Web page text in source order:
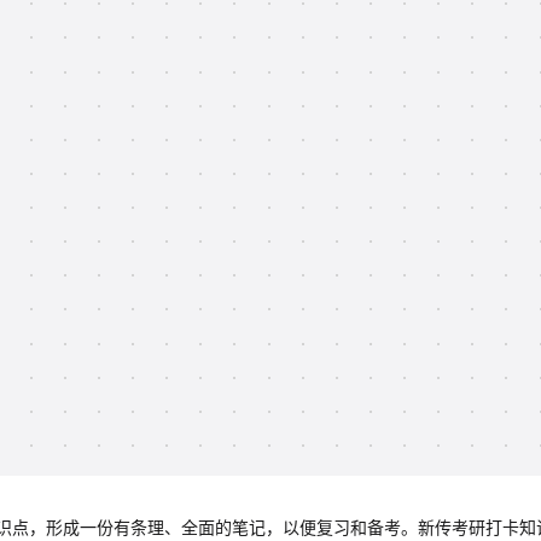
，形成一份有条理、全面的笔记，以便复习和备考。新传考研打卡知